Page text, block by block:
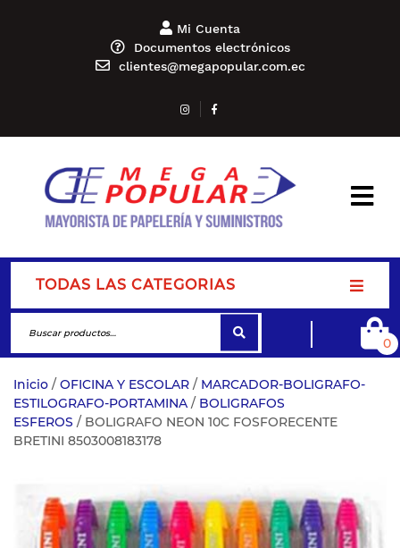
Mi Cuenta
Documentos electrónicos
clientes@megapopular.com.ec
TODAS LAS CATEGORIAS
0
Inicio / OFICINA Y ESCOLAR / MARCADOR-BOLIGRAFO-
ESTILOGRAFO-PORTAMINA / BOLIGRAFOS
ESFEROS / BOLIGRAFO NEON 10C FOSFORECENTE
BRETINI 8503008183178